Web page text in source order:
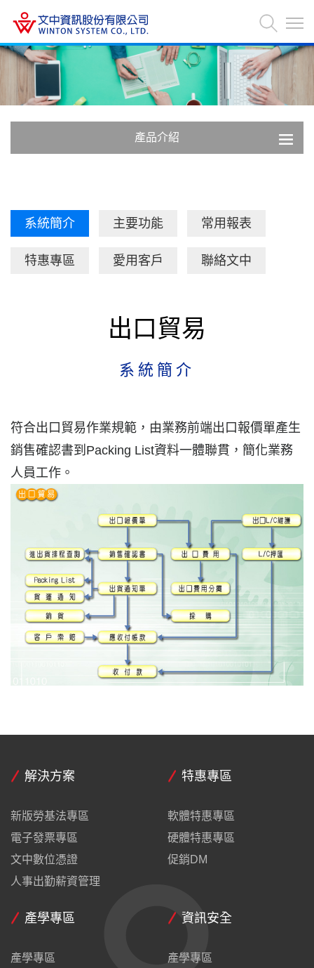
產品介紹
系統簡介 主要功能 常用報表
特惠專區 愛用客戶 聯絡文中
出口貿易
系統簡介
符合出口貿易作業規範，由業務前端出口報價單產生
銷售確認書到Packing List資料一體聯貫，簡化業務
人員工作。
解決方案
新版勞基法專區
電子發票專區
文中數位憑證
人事出勤薪資管理
特惠專區
軟體特惠專區
硬體特惠專區
促銷DM
產學專區
產學專區
資訊安全
產學專區